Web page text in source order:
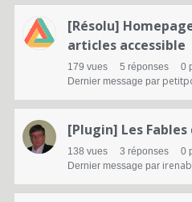
[Résolu]
articles accessible
179 vues 5 réponses 0
Dernier message par
[Plugin] Les
138 vues 3 réponses 0
Dernier message par